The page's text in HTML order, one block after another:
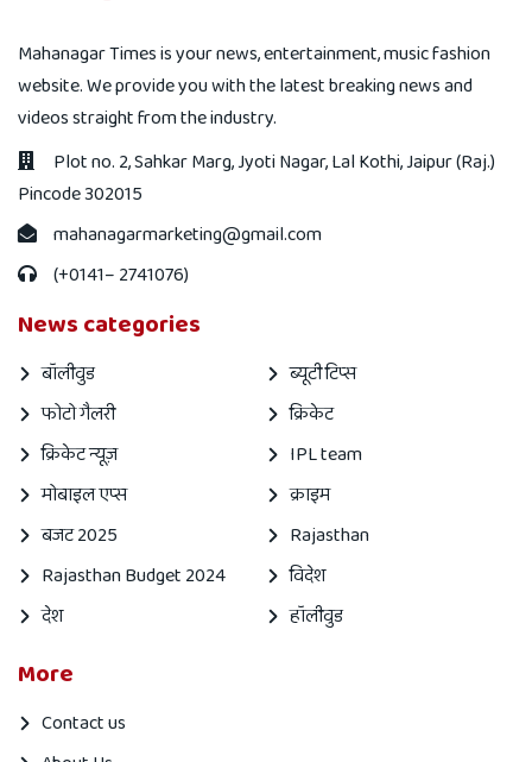
Mahanagar Times is your news, entertainment, music fashion
website. We provide you with the latest breaking news and
videos straight from the industry.
Plot no. 2, Sahkar Marg, Jyoti Nagar, Lal Kothi, Jaipur (Raj.)
Pincode 302015
mahanagarmarketing@gmail.com
(+0141– 2741076)
News categories
बॉलीवुड
ब्यूटी टिप्स
फोटो गैलरी
क्रिकेट
क्रिकेट न्यूज़
IPL team
मोबाइल एप्स
क्राइम
बजट 2025
Rajasthan
Rajasthan Budget 2024
विदेश
देश
हॉलीवुड
More
Contact us